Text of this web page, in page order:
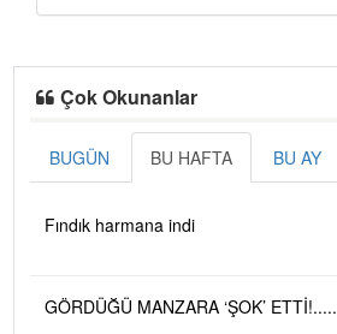
Çok Okunanlar
BUGÜN BU HAFTA BU AY
Fındık harmana indi
GÖRDÜĞÜ MANZARA ‘ŞOK’ ETTİ!.....